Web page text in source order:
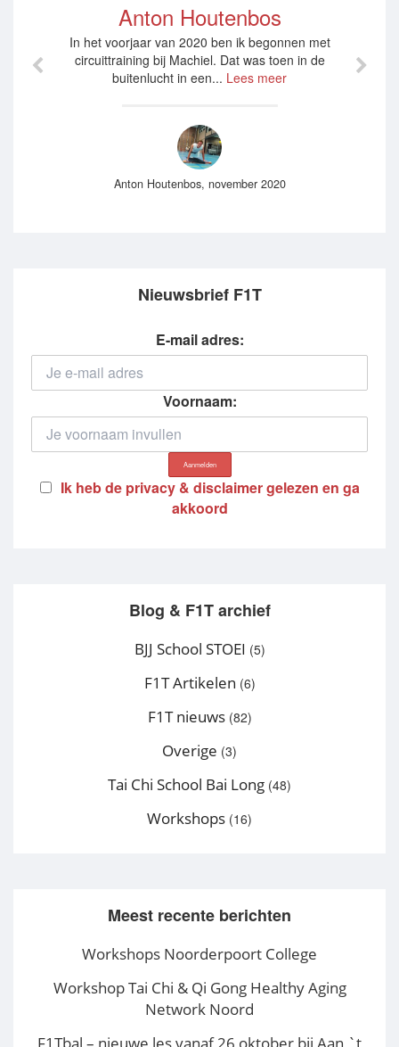
Anton Houtenbos
In het voorjaar van 2020 ben ik begonnen met
circuittraining bij Machiel. Dat was toen in de
buitenlucht in een...Lees meer
Anton Houtenbos, november 2020
Nieuwsbrief F1T
E-mail adres:
Voornaam:
Ik heb de privacy & disclaimer gelezen en ga
akkoord
Blog & F1T archief
BJJ School STOEI (5)
F1T Artikelen (6)
F1T nieuws(82)
Overige (3)
Tai Chi School Bai Long (48)
Workshops (16)
Meest recente berichten
Workshops Noorderpoort College
Workshop Tai Chi & Qi Gong Healthy Aging
Network Noord